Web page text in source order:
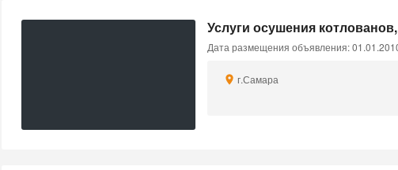
Услуги осушения
Дата размещения объявления:
г.Самара